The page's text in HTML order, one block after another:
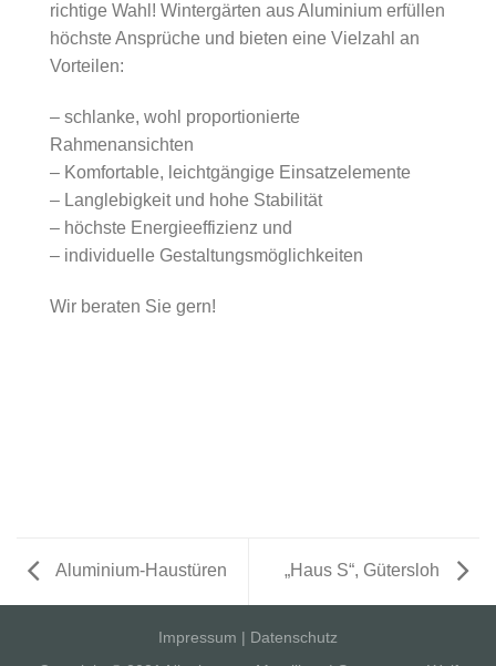
richtige Wahl! Wintergärten aus Aluminium erfüllen
höchste Ansprüche und bieten eine Vielzahl an
Vorteilen:
– schlanke, wohl proportionierte
Rahmenansichten
– Komfortable, leichtgängige Einsatzelemente
– Langlebigkeit und hohe Stabilität
– höchste Energieeffizienz und
– individuelle Gestaltungsmöglichkeiten
Wir beraten Sie gern!
Aluminium-Haustüren „Haus S“, Gütersloh
Impressum | Datenschutz